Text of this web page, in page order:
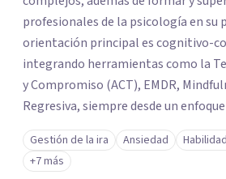
profesionales de la psicología en su
orientación principal es cognitivo-
integrando herramientas como la
y Compromiso (ACT), EMDR,
Regresiva, siempre desde un
respetuoso y adaptado a cada
acompaño procesos de crecimiento
del alma orientados al trabajo
Gestión de la ira Ansiedad
+7 más